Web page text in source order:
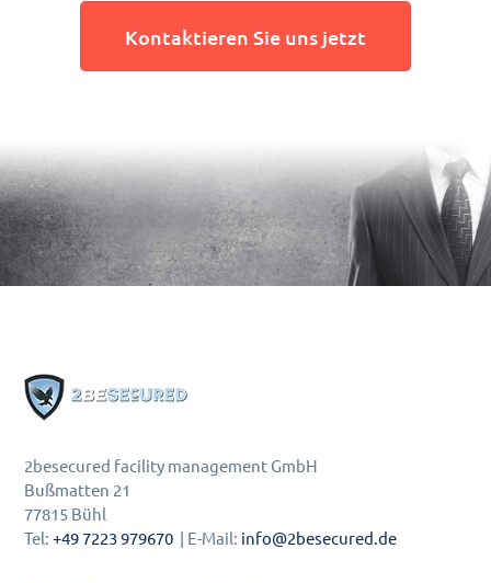
Kontaktieren Sie uns jetzt
2besecured facility management GmbH
Bußmatten 21
77815 Bühl
Tel:+49 7223 979670 | E-Mail: info@2besecured.de